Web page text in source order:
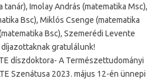
Imolay András (matematika Msc),
Bsc), Miklós Csenge (matematika
Bsc), Szemerédi Levente
díjazottaknak gratulálunk!
díszdoktora- A Természettudományi
Szenátusa 2023. május 12-én ünnepi